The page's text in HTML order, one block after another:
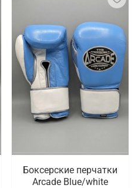
Боксерские перчатки
Arcade Blue/white